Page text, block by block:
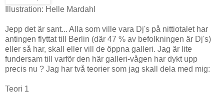
Illustration: Helle Mardahl
Jepp det är sant... Alla som ville vara Dj's på nittiotalet har
antingen flyttat till Berlin (där 47 % av befolkningen är Dj's)
eller så har, skall eller vill de öppna galleri. Jag är lite
fundersam till varför den här galleri-vågen har dykt upp
precis nu ? Jag har två teorier som jag skall dela med mig:
Teori 1